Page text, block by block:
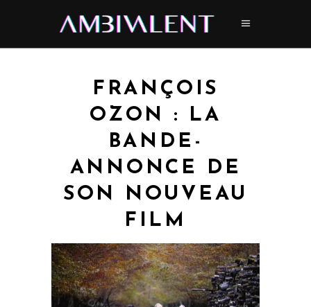
FRANÇOIS
OZON : LA
BANDE-
ANNONCE DE
SON NOUVEAU
FILM